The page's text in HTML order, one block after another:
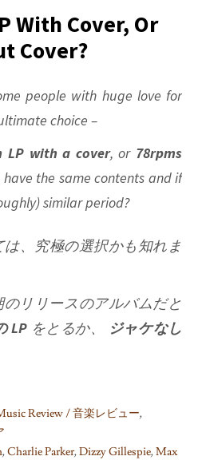
With Cover, Or
Cover?
people with huge love for
choice –
LP with a cover, or 78rpms
the same contents and if
similar period?
、究極の選択かも知れま
リリースのアルバムだと
LP をとるか、
ジャケなし
Review / 音楽レビュー,
,Charlie Parker,Dizzy Gillespie,Max